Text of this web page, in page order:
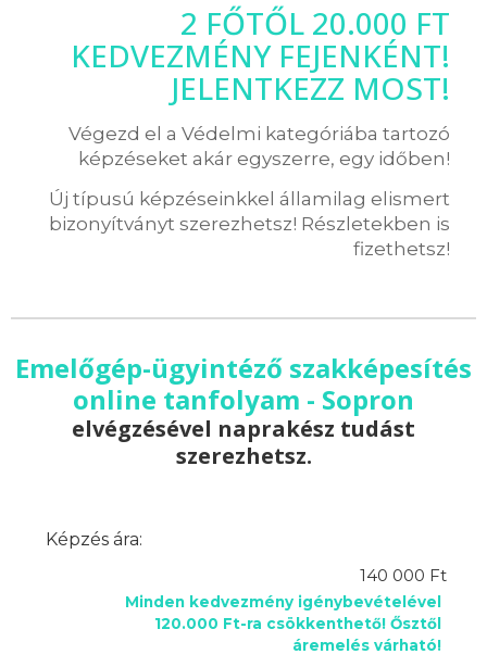
2 FŐTŐL 20.000 FT
KEDVEZMÉNY FEJENKÉNT!
JELENTKEZZ MOST!
Végezd el a Védelmi kategóriába tartozó
képzéseket akár egyszerre, egy időben!
Új típusú képzéseinkkel államilag elismert
bizonyítványt szerezhetsz! Részletekben is
fizethetsz!
Emelőgép-ügyintéző szakképesítés
online tanfolyam - Sopron
elvégzésével naprakész tudást
szerezhetsz.
Képzés ára:
140 000 Ft
Minden kedvezmény igénybevételével
120.000 Ft-ra csökkenthető! Ősztől
áremelés várható!